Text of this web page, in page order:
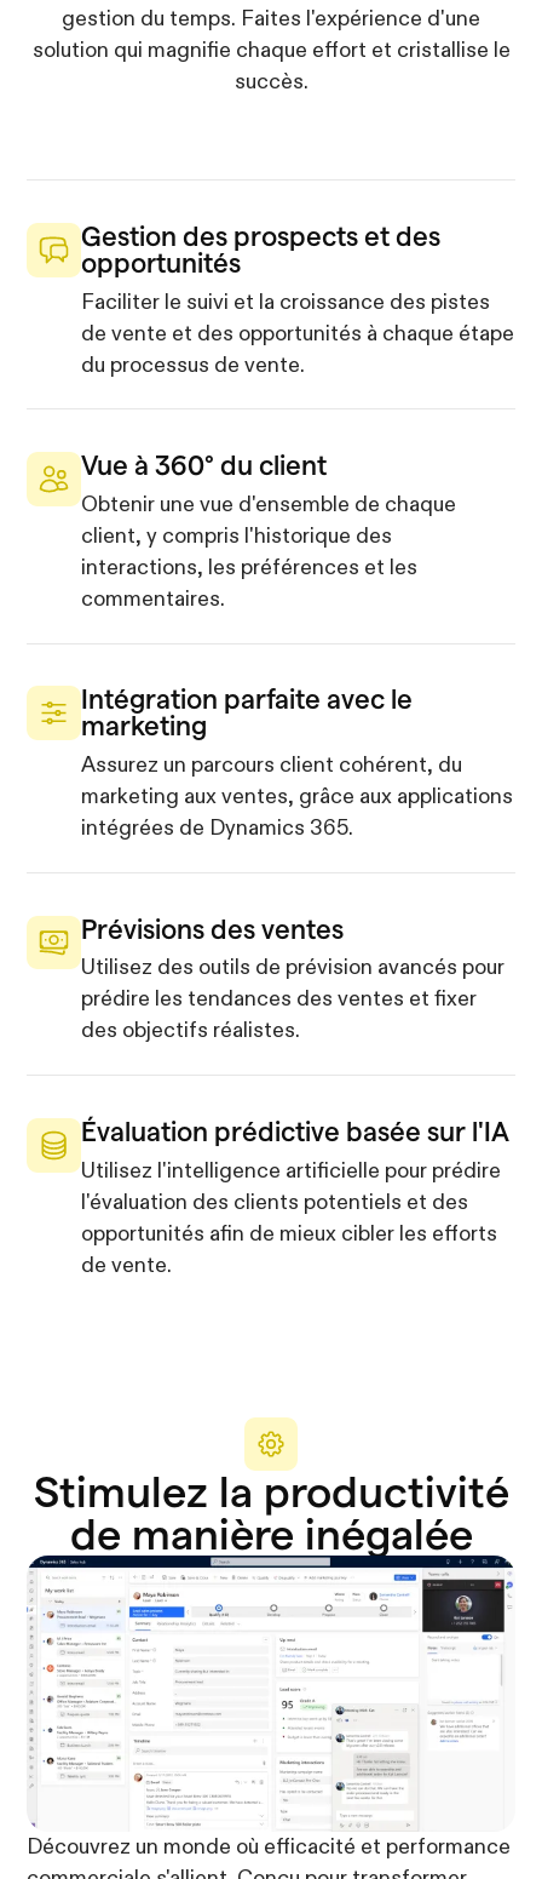
gestion du temps. Faites l'expérience d'une
solution qui magnifie chaque effort et cristallise le
succès.
Gestion des prospects et des
opportunités
Faciliter le suivi et la croissance des pistes
de vente et des opportunités à chaque étape
du processus de vente.
Vue à 360° du client
Obtenir une vue d'ensemble de chaque
client, y compris l'historique des
interactions, les préférences et les
commentaires.
Intégration parfaite avec le
marketing
Assurez un parcours client cohérent, du
marketing aux ventes, grâce aux applications
intégrées de Dynamics 365.
Prévisions des ventes
Utilisez des outils de prévision avancés pour
prédire les tendances des ventes et fixer
des objectifs réalistes.
Évaluation prédictive basée sur l'IA
Utilisez l'intelligence artificielle pour prédire
l'évaluation des clients potentiels et des
opportunités afin de mieux cibler les efforts
de vente.
Stimulez la productivité
de manière inégalée
Découvrez un monde où efficacité et performance